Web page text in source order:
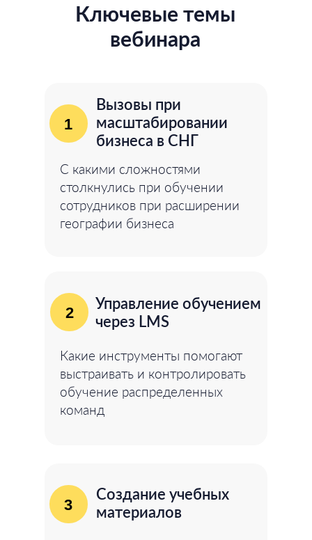
Ключевые темы
вебинара
Управление обучением
через LMS
Какие инструменты помогают
выстраивать и контролировать
обучение распределенных
команд
Вызовы при
масштабировании
бизнеса в СНГ
С какими сложностями
столкнулись при обучении
сотрудников при расширении
географии бизнеса
1
2
Создание учебных
материалов
3